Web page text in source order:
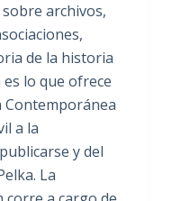
archivos,
de la historia
lo que ofrece
Contemporánea
a la
y del
La